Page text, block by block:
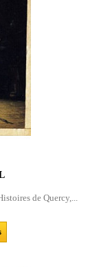
de Quercy,...